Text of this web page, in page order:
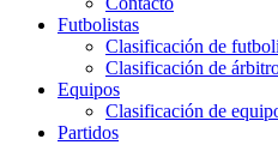
Futbolistas
Clasificación de
Clasificación de
Equipos
Clasificación de
Partidos